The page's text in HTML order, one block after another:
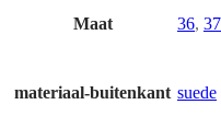
Maat 36, 37
materiaal-buitenkant suede